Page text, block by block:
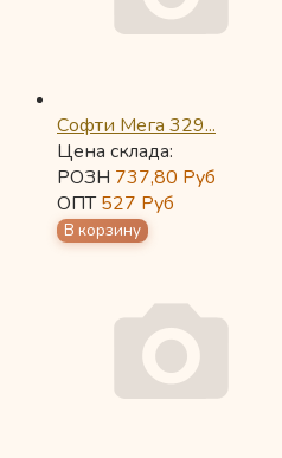
Софти Мега 329...
Цена склада:
РОЗН 737,80 Руб
ОПТ527 Руб